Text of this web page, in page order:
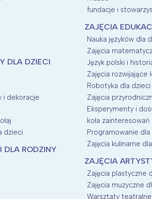
DLA DZIECI
i dekoracje
dzieci
DLA RODZINY
fundacje i
ZAJĘCIA
Nauka języków dla
Zajęcia
Język polski i
Zajęcia rozwijające
Robotyka dla dzieci
Zajęcia
Eksperymenty i
koła zainteresowań
Programowanie dla
Zajęcia kulinarne
ZAJĘCIA
Zajęcia plastyczne
Zajęcia muzyczne
Warsztaty